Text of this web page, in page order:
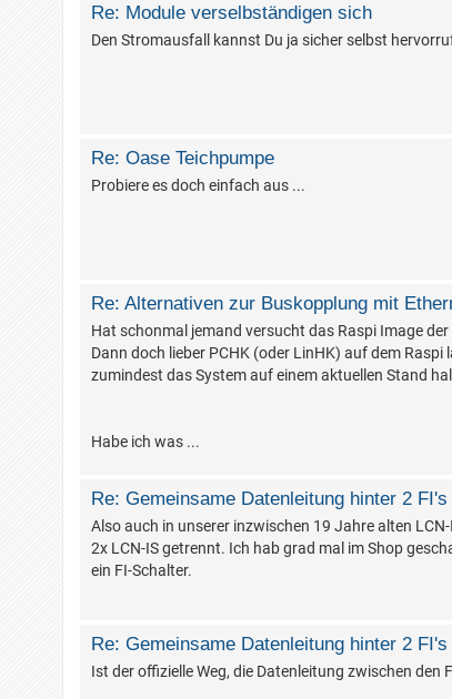
Re: Module verselbständigen sich
Den Stromausfall kannst Du ja sicher selbst
Re: Oase Teichpumpe
Probiere es doch einfach aus ...
Re: Alternativen zur Buskopplung mit
Hat schonmal jemand versucht das Raspi Image
Dann doch lieber PCHK (oder LinHK) auf dem
zumindest das System auf einem aktuellen Stand
Habe ich was ...
Re: Gemeinsame Datenleitung hinter 2 FI's
Also auch in unserer inzwischen 19 Jahre alten
2x LCN-IS getrennt. Ich hab grad mal im Shop
ein FI-Schalter.
Re: Gemeinsame Datenleitung hinter 2 FI's
Ist der offizielle Weg, die Datenleitung zwischen den